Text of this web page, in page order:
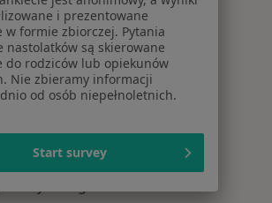
choroby
w Legionowie
w Legionowie
w Legionowie
w Legionowie
i prezentowane
w formie zbiorczej. Pytania
nastolatków są skierowane
do rodziców lub opiekunów
Nie zbieramy informacji
od osób niepełnoletnich.
Start survey